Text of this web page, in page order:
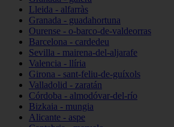
Lleida - alfarràs
Granada - guadahortuna
Ourense - o-barco-de-valdeorras
Barcelona - cardedeu
Sevilla - mairena-del-aljarafe
Valencia - llíria
Girona - sant-feliu-de-guíxols
Valladolid - zaratán
Córdoba - almodóvar-del-río
Bizkaia - mungia
Alicante - aspe